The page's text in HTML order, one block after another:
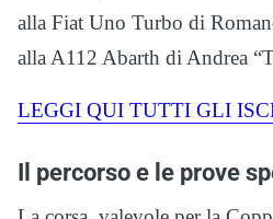
alla Fiat Uno Turbo di
alla A112 Abarth di Andrea
LEGGI QUI TUTTI GLI
Il percorso e le prove